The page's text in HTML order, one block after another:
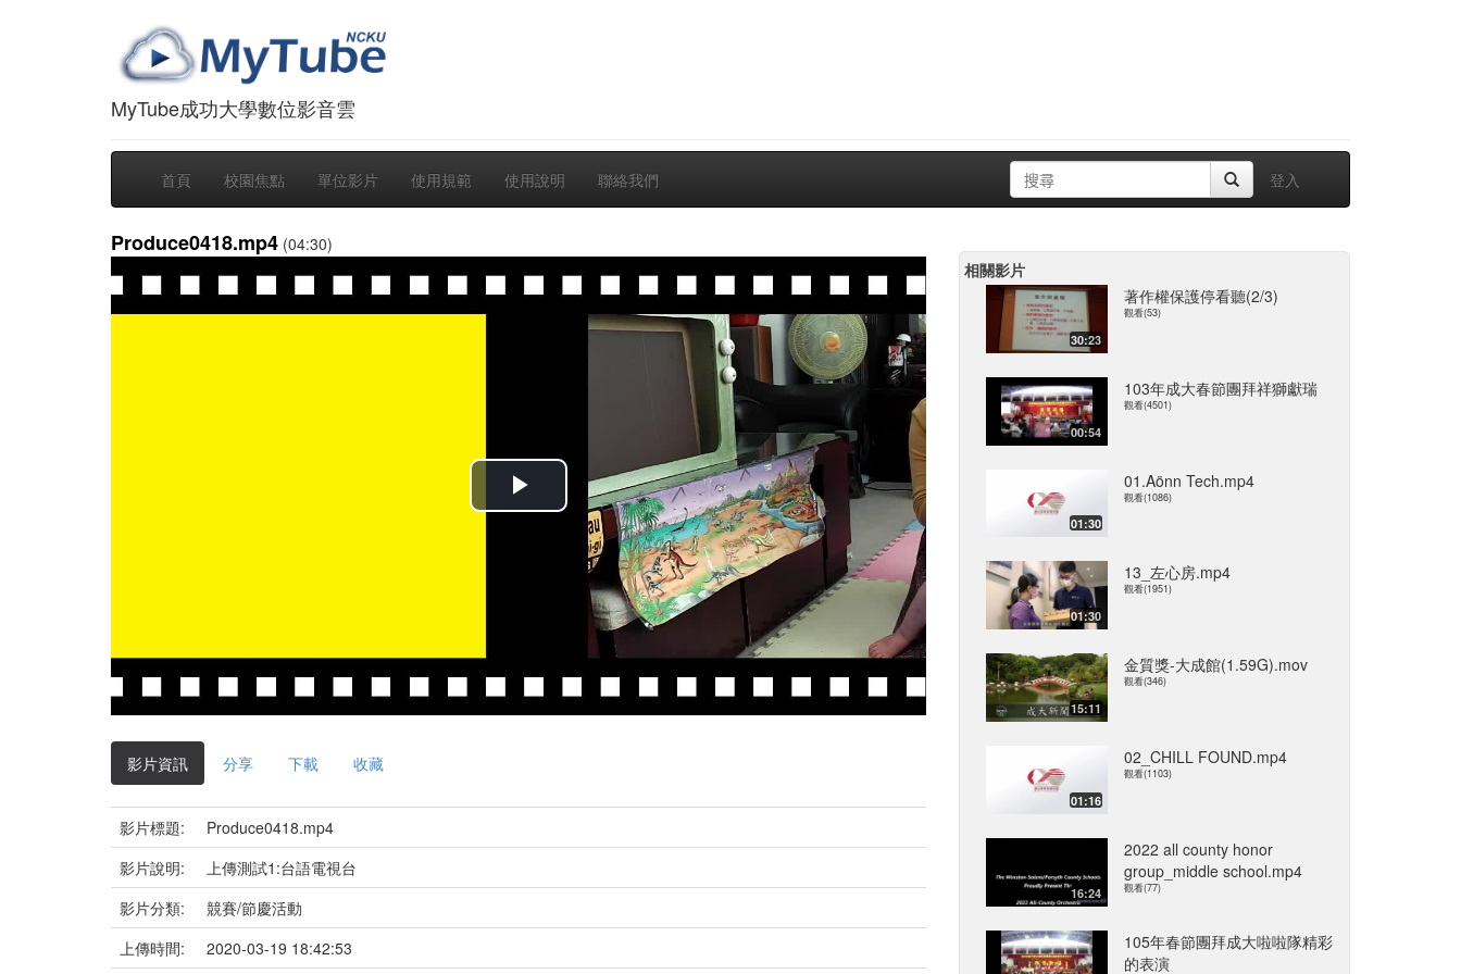
MyTube成功大學數位影音雲
首頁 校園焦點 單位影片 使用規範 使用說明 聯絡我們 登入
Produce0418.mp4 (04:30)
播
影片資訊 分享 下載 收藏
影片標題:
Produce0418.mp4
影片說明:
上傳測試1:台語電視台
影片分類:
競賽/節慶活動
上傳時間:
2020-03-19 18:42:53
相關影片
30:23
著作權保護停看聽(2/3)
觀看(53)
00:54
103年成大春節團拜祥獅獻瑞
觀看(4501)
01:30
01.Aönn Tech.mp4
觀看(1086)
01:30
13_左心房.mp4
觀看(1951)
15:11
金質獎-大成館(1.59G).mov
觀看(346)
01:16
02_CHILL FOUND.mp4
觀看(1103)
16:24
2022 all county honor
group_middle school.mp4
觀看(77)
105年春節團拜成大啦啦隊精彩
的表演